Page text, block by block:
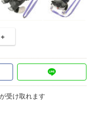
受け取れます